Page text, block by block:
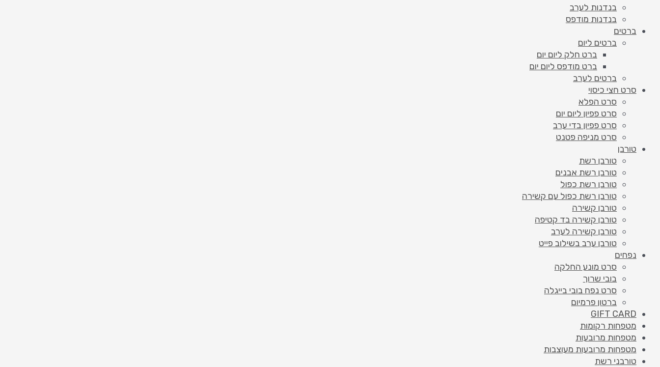
בנדנות לערב
בנדנות מודפס
ברטים
ברטים ליום
ברט חלק ליום יום
ברט מודפס ליום יום
ברטים לערב
סרט חצי כיסוי
סרט הפלא
סרט פפיון ליום יום
סרט פפיון בדי ערב
סרט מניפה פטנט
טורבן
טורבן רשת
טורבן רשת אבנים
טורבן רשת כפול
טורבן רשת כפול עם קשירה
טורבן קשירה
טורבן קשירה בד קטיפה
טורבן קשירה לערב
טורבן ערב בשילוב פייט
נפחים
סרט מונע החלקה
בובי שרוך
סרט נפח בובי בייגלה
ברטון פרמיום
GIFT CARD
מטפחות רקומות
מטפחות מרובעות
מטפחות מרובעות מעוצבות
טורבני רשת